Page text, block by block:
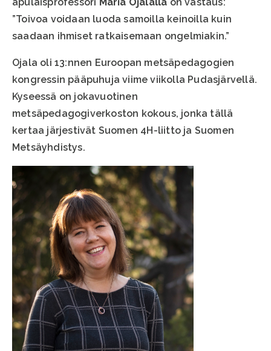
apulaisprofessori Maria Ojalalla on vastaus:
”Toivoa voidaan luoda samoilla keinoilla kuin
saadaan ihmiset ratkaisemaan ongelmiakin.”
Ojala oli 13:nnen Euroopan metsäpedagogien
kongressin pääpuhuja viime viikolla Pudasjärvellä.
Kyseessä on jokavuotinen
metsäpedagogiverkoston kokous, jonka tällä
kertaa järjestivät Suomen 4H-liitto ja Suomen
Metsäyhdistys.